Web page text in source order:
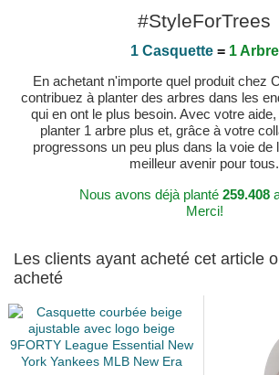
#StyleForTrees
1 Casquette= 1 Arbre
En achetant n'importe quel produit chez
contribuez à planter des arbres dans les
qui en ont le plus besoin. Avec votre
planter 1 arbre plus et, grâce à votre
progressons un peu plus dans la voie de
meilleur avenir pour tous.
Nous avons déjà planté 259.408
Merci!
Les clients ayant acheté cet article
acheté